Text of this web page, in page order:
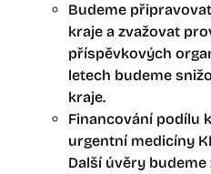
Budeme
kraje a zvažovat
příspěvkových
letech budeme
kraje.
Financování podílu
urgentní medicíny
Další úvěry